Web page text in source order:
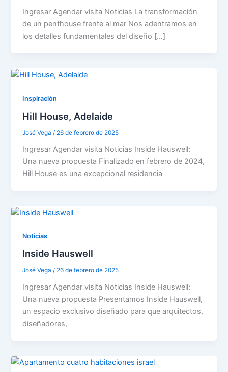
Ingresar Agendar visita Noticias La transformación
de un penthouse frente al mar Nos adentramos en
los detalles fundamentales del diseño […]
Inspiración
Hill House, Adelaide
José Vega / 26 de febrero de 2025
Ingresar Agendar visita Noticias Inside Hauswell:
Una nueva propuesta Finalizado en febrero de 2024,
Hill House es una excepcional residencia
Noticias
Inside Hauswell
José Vega/ 26 de febrero de 2025
Ingresar Agendar visita Noticias Inside Hauswell:
Una nueva propuesta Presentamos Inside Hauswell,
un espacio exclusivo diseñado para que arquitectos,
diseñadores,